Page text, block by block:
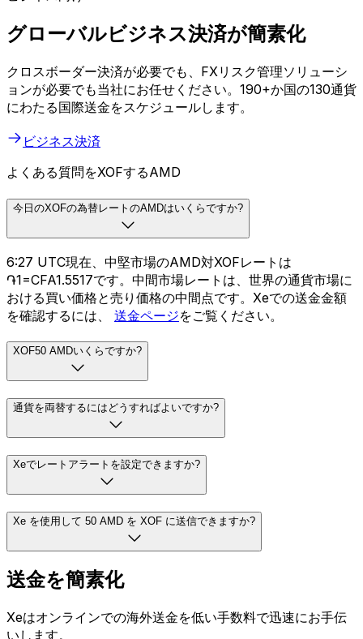
グローバルビジネス決済が簡素化
クロスボーダー決済が必要でも、FXリスク管理ソリューシ
ョンが必要でも当社にお任せください。190+か国の130通貨
にわたる国際送金をスケジュールします。
ビジネス決済
よくある質問をXOFするAMD
今日のXOFの為替レートのAMDはいくらですか?
6:27 UTC現在、中堅市場のAMD対XOFレートは
֏1=CFA1.5517です。中間市場レートは、世界の通貨市場に
おける買い価格と売り価格の中間点です。Xeでの送金金額
を確認するには、 送金ページをご覧ください。
XOF50 AMDいくらですか?
通貨を両替するにはどうすればよいですか?
Xeでレートアラートを設定できますか?
Xe を使用して 50 AMD を XOF に送信できますか?
送金を簡素化
Xeはオンラインでの海外送金を低い手数料で迅速にお手伝
いします。